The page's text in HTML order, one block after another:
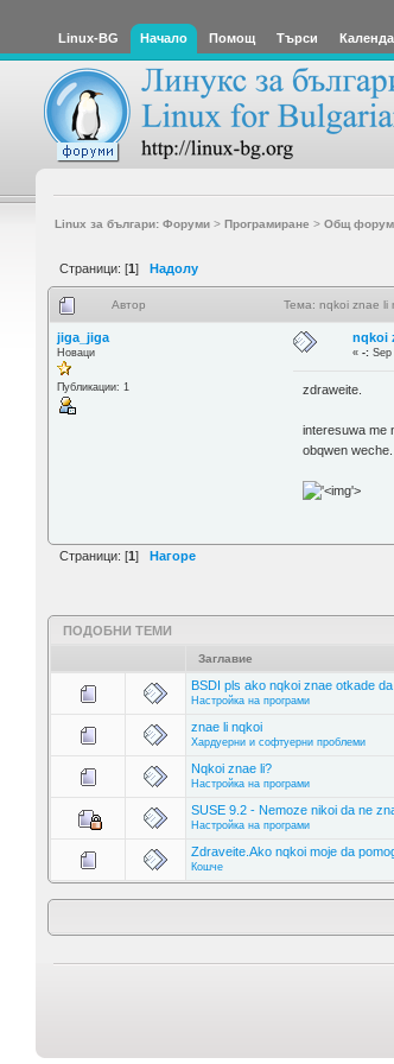
Linux-BG Начало Помощ Търси
Linux за българи: Форуми> Програмиране > Общ форум
Страници: [1] Надолу
Автор Тема: nqkoi znae li
jiga_jiga
Новаци
Публикации: 1
nqkoi
«-:
zdraweite.
interesuwa me
obqwen weche.
'>
Страници: [1] Нагоре
ПОДОБНИ ТЕМИ
Заглавие
BSDI pls ako nqkoi znae otkade da
Настройка на програми
znae li nqkoi
Хардуерни и софтуерни проблеми
Nqkoi znae li?
Настройка на програми
SUSE 9.2 - Nemoze nikoi da ne
Настройка на програми
Zdraveite.Ako nqkoi moje da
Кошче